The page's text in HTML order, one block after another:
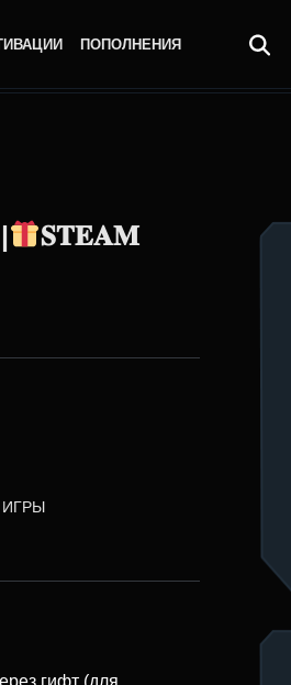
ПОПОЛНЕНИЯ
𝐒𝐓𝐄𝐀𝐌
ИГРЫ
гифт (для